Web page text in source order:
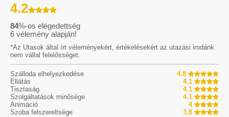
4.2
84%-os elégedettség
6 vélemény alapján!
*Az Utasok által írt véleményekért, értékelésekért az utazási irodánk
nem vállal felelősséget.
Szálloda elhelyezkedése
4.8
Ellátás
4.1
Tisztaság
4.1
Szolgáltatások minősége
4.1
Animáció
4
Szoba felszereltsége
3.8